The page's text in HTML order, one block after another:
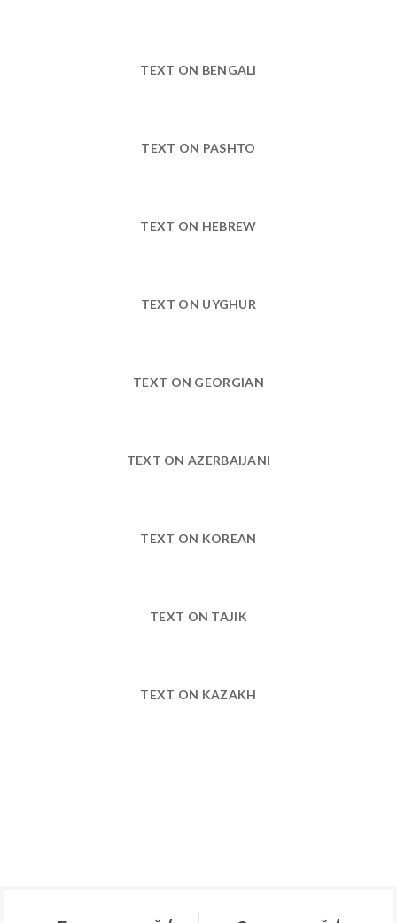
TEXT ON BENGALI
TEXT ON PASHTO
TEXT ON HEBREW
TEXT ON UYGHUR
TEXT ON GEORGIAN
TEXT ON AZERBAIJANI
TEXT ON KOREAN
TEXT ON TAJIK
TEXT ON KAZAKH